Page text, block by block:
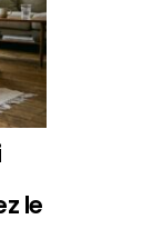
le